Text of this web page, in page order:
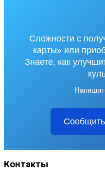
Сложности с
карты» или
Знаете, как
Контакты